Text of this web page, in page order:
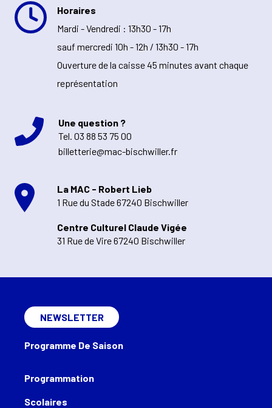
Horaires
Mardi - Vendredi : 13h30 - 17h
sauf mercredi 10h - 12h / 13h30 - 17h
Ouverture de la caisse 45 minutes avant chaque
représentation
Une question ?
Tel. 03 88 53 75 00
billetterie@mac-bischwiller.fr
La MAC - Robert Lieb
1 Rue du Stade 67240 Bischwiller
Centre Culturel Claude Vigée
31 Rue de Vire 67240 Bischwiller
Programmation
Scolaires
NEWSLETTER
Programme De Saison